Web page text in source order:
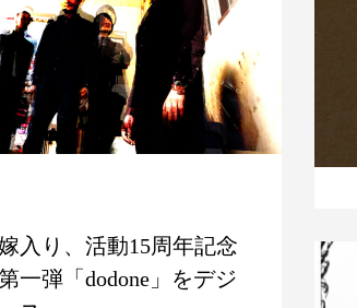
入り、活動15周年記念
一弾「dodone」をデジ